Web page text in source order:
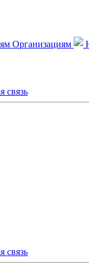
Организациям
связь
связь